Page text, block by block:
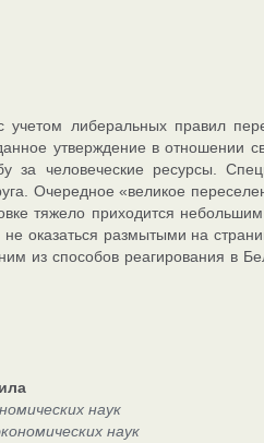
либеральных правил
утверждение в
человеческие ресурсы.
Очередное «великое
тяжело приходится
оказаться размытыми на
из способов реагирования в
наук
наук